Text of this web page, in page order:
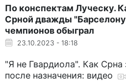
По конспектам Луческу.
Срной дважды
чемпионов обыграл
23.10.2023 - 18:18
"Я не Гвардиола". Как
после назначения: видео